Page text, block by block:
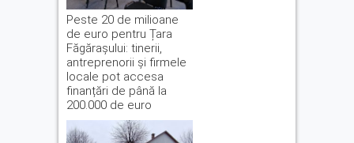
Peste 20 de milioane
de euro pentru Țara
Făgărașului: tinerii,
antreprenorii și firmele
locale pot accesa
finanțări de până la
200.000 de euro